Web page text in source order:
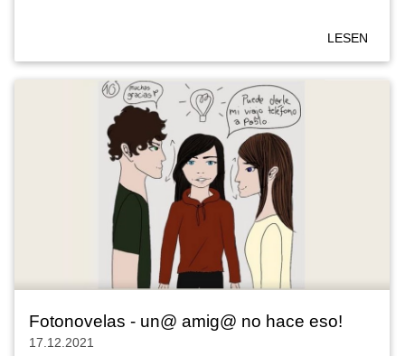
LESEN
Fotonovelas - un@ amig@ no hace eso!
17.12.2021